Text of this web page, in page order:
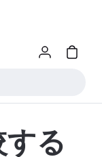
る